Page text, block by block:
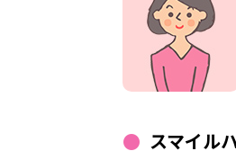
スマイル